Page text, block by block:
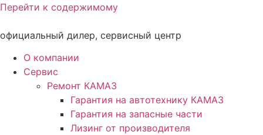
Перейти к содержимому
официальный дилер, сервисный центр
О компании
Сервис
Ремонт КАМАЗ
Гарантия на автотехнику КАМАЗ
Гарантия на запасные части
Лизинг от производителя